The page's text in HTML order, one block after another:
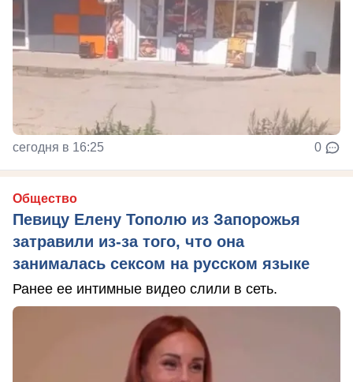
сегодня в 16:25 0
Общество
Певицу Елену Тополю из Запорожья
затравили из-за того, что она
занималась сексом на русском языке
Ранее ее интимные видео слили в сеть.